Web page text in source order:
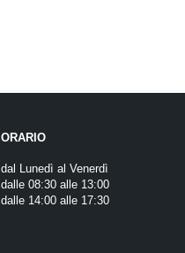
ORARIO
dal Lunedì al Venerdì
dalle 08:30 alle 13:00
dalle 14:00 alle 17:30